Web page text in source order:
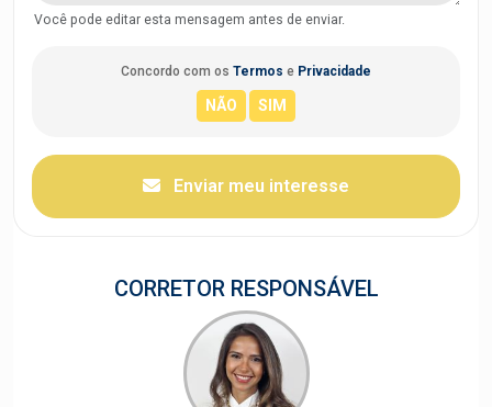
Você pode editar esta mensagem antes de enviar.
Concordo com os Termos e Privacidade
Enviar meu interesse
CORRETOR RESPONSÁVEL